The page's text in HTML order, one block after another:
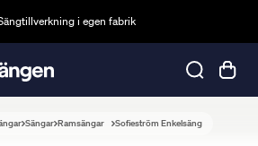
i egen fabrik
Sängar Ramsängar Sofieström Enkelsäng